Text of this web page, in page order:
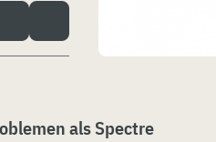
als Spectre